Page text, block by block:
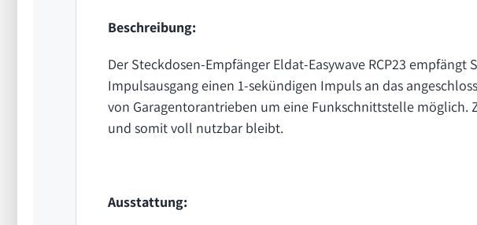
Beschreibung:
Der Steckdosen-Empfänger Eldat-Easywave RCP23
Impulsausgang einen 1-sekündigen Impuls an das
von Garagentorantrieben um eine Funkschnittstelle möglich.
und somit voll nutzbar bleibt.
Ausstattung: